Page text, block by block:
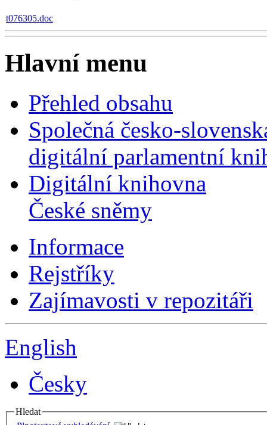
t076305.doc
Hlavní menu
Přehled obsahu
Společná česko-
digitální parlamentní
Digitální knihovna
České sněmy
Informace
Rejstříky
Zajímavosti v repozitáři
English
Česky
Hledat